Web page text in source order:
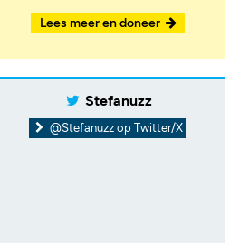
Lees meer en doneer
Stefanuzz
@Stefanuzz op Twitter/X